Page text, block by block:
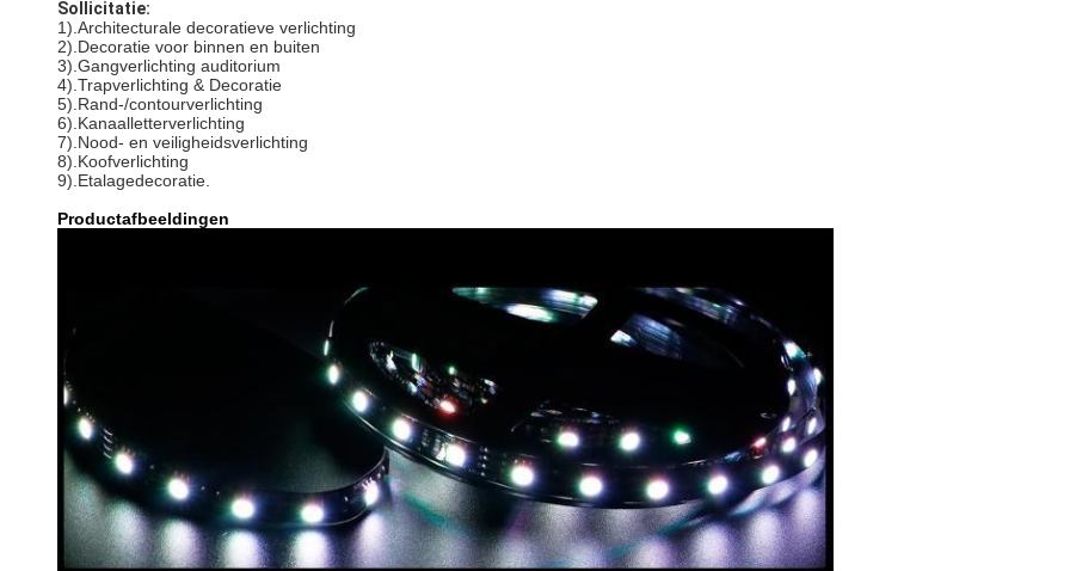
Sollicitatie:
1).Architecturale decoratieve verlichting
2).Decoratie voor binnen en buiten
3).Gangverlichting auditorium
4).Trapverlichting & Decoratie
5).Rand-/contourverlichting
6).Kanaalletterverlichting
7).Nood- en veiligheidsverlichting
8).Koofverlichting
9).Etalagedecoratie.
Productafbeeldingen